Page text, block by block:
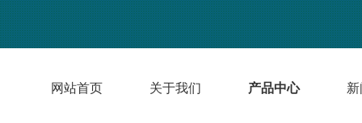
网站首页 关于我们 产品中心